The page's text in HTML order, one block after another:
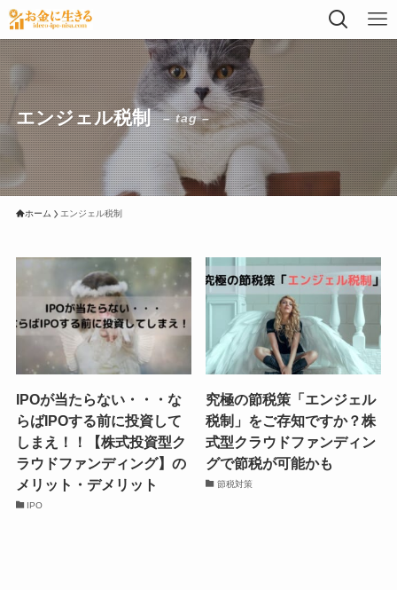
エンジェル税制 – tag –
ホーム エンジェル税制
IPOが当たらない・・・な
らばIPOする前に投資して
しまえ！！【株式投資型ク
ラウドファンディング】の
メリット・デメリット
IPO
究極の節税策「エンジェル
税制」をご存知ですか？株
式型クラウドファンディン
グで節税が可能かも
節税対策